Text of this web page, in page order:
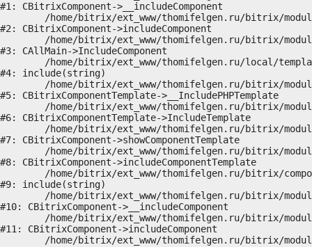
#1: CBitrixComponent->__includeComponent
#2: CBitrixComponent->includeComponent
#3: CAllMain->IncludeComponent
#4: include(string)
#5: CBitrixComponentTemplate->__IncludePHPTemplate
#6: CBitrixComponentTemplate->IncludeTemplate
#7: CBitrixComponent->showComponentTemplate
#8: CBitrixComponent->includeComponentTemplate
#9: include(string)
#10: CBitrixComponent->__includeComponent
#11: CBitrixComponent->includeComponent